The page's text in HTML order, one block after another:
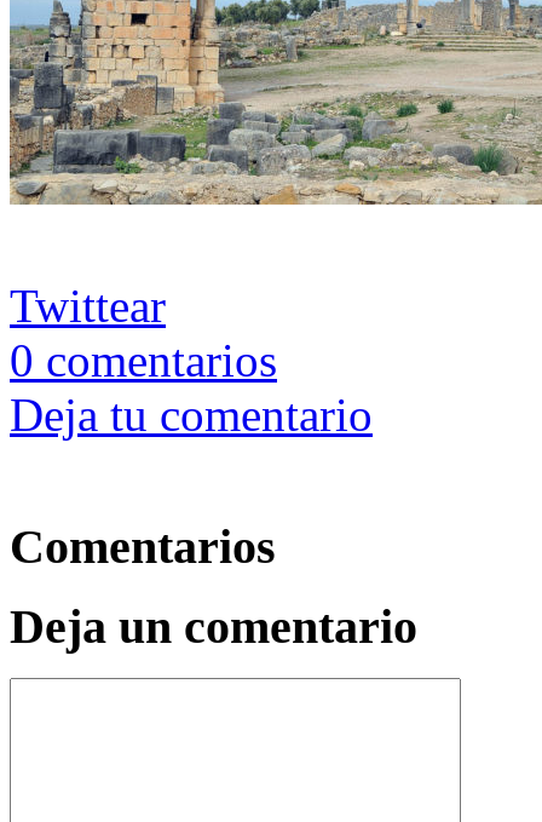
Twittear
0 comentarios
Deja tu comentario
Comentarios
Deja un comentario